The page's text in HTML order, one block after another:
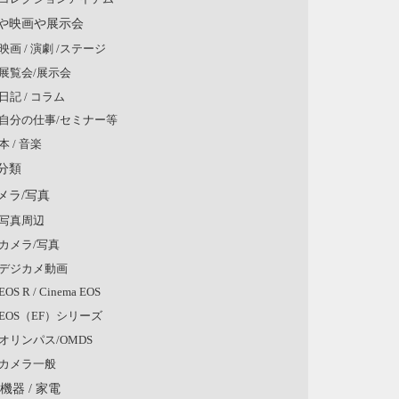
映画や展示会
画 / 演劇 /ステージ
展覧会/展示会
日記 / コラム
自分の仕事/セミナー等
/ 音楽
類
ラ/写真
真周辺
カメラ/写真
ジカメ動画
R / Cinema EOS
（EF）シリーズ
オリンパス/OMDS
カメラ一般
器 / 家電